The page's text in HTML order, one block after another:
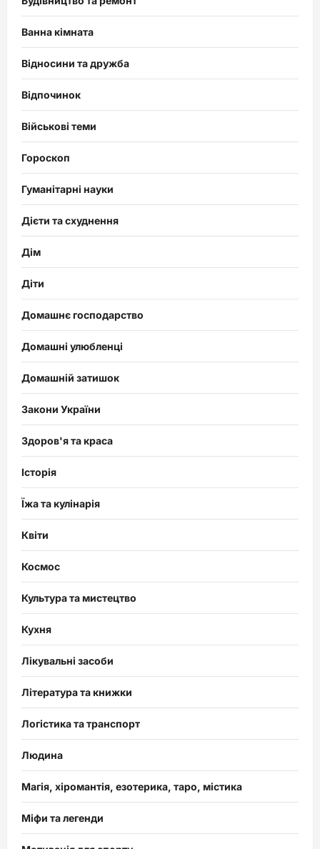
Ванна кімната
Відносини та дружба
Відпочинок
Військові теми
Гороскоп
Гуманітарні науки
Дієти та схуднення
Дім
Діти
Домашнє господарство
Домашні улюбленці
Домашній затишок
Закони України
Здоров'я та краса
Історія
Їжа та кулінарія
Квіти
Космос
Культура та мистецтво
Кухня
Лікувальні засоби
Література та книжки
Логістика та транспорт
Людина
Магія, хіромантія, езотерика, таро, містика
Міфи та легенди